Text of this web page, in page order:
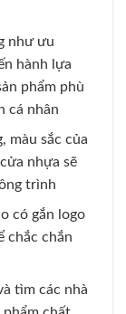
như ưu
hành lựa
phẩm phù
cá nhân
màu sắc của
nhựa sẽ
trình
có gắn logo
chắc chắn
tìm các nhà